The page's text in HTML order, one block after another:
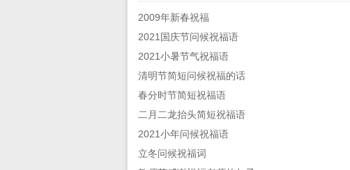
2009年新春祝福
2021国庆节问候祝福语
2021小暑节气祝福语
清明节简短问候祝福的话
春分时节简短祝福语
二月二龙抬头简短祝福语
2021小年问候祝福语
立冬问候祝福词